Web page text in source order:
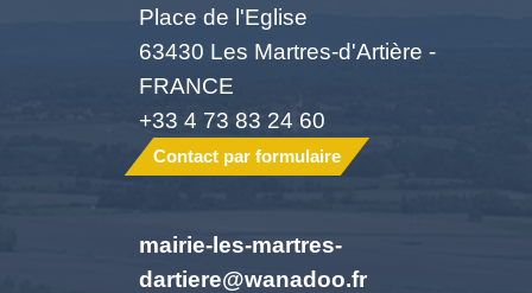
Place de l'Eglise
63430 Les Martres-d'Artière -
FRANCE
+33 4 73 83 24 60
Contact par formulaire
mairie-les-martres-
dartiere@wanadoo.fr